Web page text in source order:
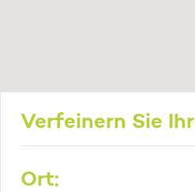
Verfeinern Sie
Ort: